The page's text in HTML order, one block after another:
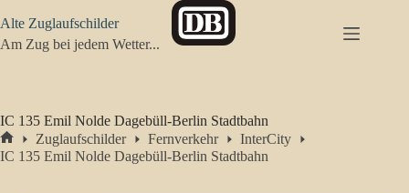
Inhalt
springen
Alte Zuglaufschilder
Am Zug bei jedem Wetter...
IC 135 Emil Nolde Dagebüll-Berlin Stadtbahn
Start
Zuglaufschilder Fernverkehr
InterCity
IC 135 Emil Nolde Dagebüll-Berlin Stadtbahn